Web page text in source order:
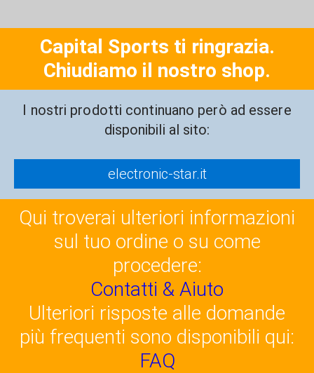
Capital Sports ti ringrazia.
Chiudiamo il nostro shop.
I nostri prodotti continuano però ad essere
disponibili al sito:
electronic-star.it
Qui troverai ulteriori informazioni
sul tuo ordine o su come
procedere:
Contatti & Aiuto
Ulteriori risposte alle domande
più frequenti sono disponibili qui:
FAQ